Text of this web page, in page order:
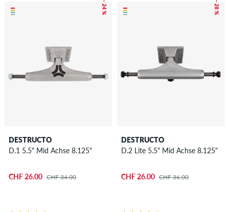
– 24 %
DESTRUCTO
D.1 5.5" Mid Achse 8.125"
CHF 26.00 CHF 34.00
– 28 %
DESTRUCTO
D.2 Lite 5.5" Mid Achse 8.125"
CHF 26.00 CHF 36.00